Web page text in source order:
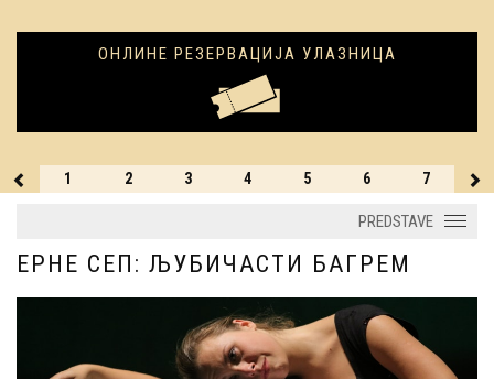
ОНЛИНЕ РЕЗЕРВАЦИЈА УЛАЗНИЦА
31 1 2 3 4 5 6 7
PREDSTAVE
ЕРНЕ СЕП: ЉУБИЧАСТИ БАГРЕМ